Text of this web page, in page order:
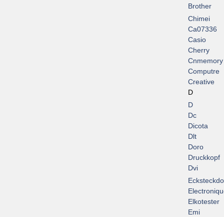
Brother
Chimei
Ca07336
Casio
Cherry
Cnmemory
Computre
Creative
D
D
Dc
Dicota
Dlt
Doro
Druckkopf
Dvi
Elkotester
Emi